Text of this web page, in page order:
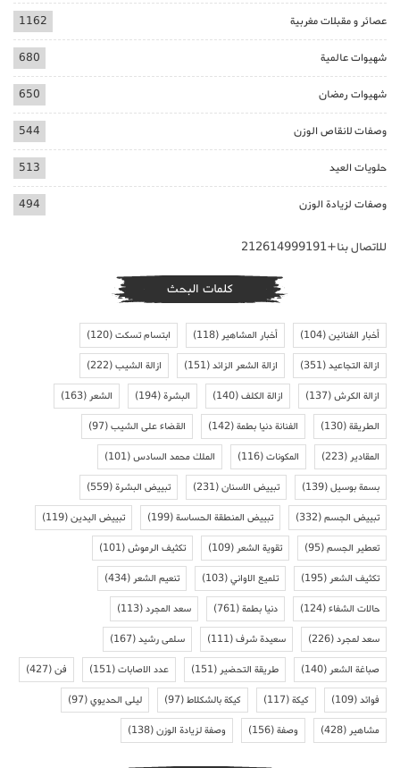
عصائر و مقبلات مغربية 1162
شهيوات عالمية 680
شهيوات رمضان 650
وصفات لانقاص الوزن 544
حلويات العيد 513
وصفات لزيادة الوزن 494
للاتصال بنا+212614999191
كلمات البحث
أخبار الفنانين(104) أخبار المشاهير(118) ابتسام تسكت(120)
ازالة التجاعيد(351) ازالة الشعر الزائد(151) ازالة الشيب(222)
ازالة الكرش(137) ازالة الكلف(140) البشرة(194) الشعر(163)
الطريقة(130) الفنانة دنيا بطمة(142) القضاء على الشيب(97)
المقادير(223) المكونات(116) الملك محمد السادس(101)
بسمة بوسيل(139) تبييض الاسنان(231) تبييض البشرة(559)
تبييض الجسم(332) تبييض المنطقة الحساسة(199) تبييض اليدين(119)
تعطير الجسم(95) تقوية الشعر(109) تكثيف الرموش(101)
تكثيف الشعر(195) تلميع الاواني(103) تنعيم الشعر(434)
حالات الشفاء(124) دنيا بطمة(761) سعد المجرد(113)
سعد لمجرد(226) سعيدة شرف(111) سلمى رشيد(167)
صباغة الشعر(140) طريقة التحضير(151) عدد الاصابات(151) فن(427)
فوائد(109) كيكة(117) كيكة بالشكلاط(97) ليلى الحديوي(97)
مشاهير(428) وصفة(156) وصفة لزيادة الوزن(138)